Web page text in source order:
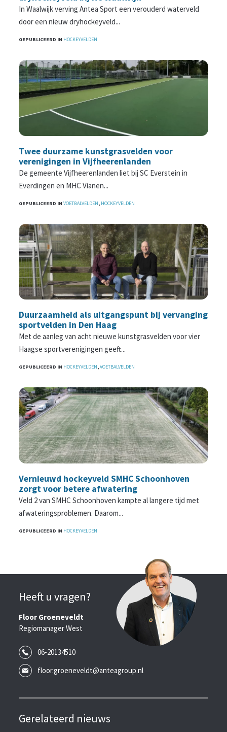
In Waalwijk verving Antea Sport een verouderd waterveld
door een nieuw dryhockeyveld...
GEPUBLICEERD IN HOCKEYVELDEN
Twee duurzame kunstgrasvelden voor
verenigingen in Vijfheerenlanden
De gemeente Vijfheerenlanden liet bij SC Everstein in
Everdingen en MHC Vianen...
GEPUBLICEERD IN VOETBALVELDEN, HOCKEYVELDEN
Duurzaamheid als uitgangspunt bij vervanging
sportvelden in Den Haag
Met de aanleg van acht nieuwe kunstgrasvelden voor vier
Haagse sportverenigingen geeft...
GEPUBLICEERD IN HOCKEYVELDEN,VOETBALVELDEN
Vernieuwd hockeyveld SMHC Schoonhoven
zorgt voor betere afwatering
Veld 2 van SMHC Schoonhoven kampte al langere tijd met
afwateringsproblemen. Daarom...
GEPUBLICEERD IN HOCKEYVELDEN
Heeft u vragen?
Floor Groeneveldt
Regiomanager West
06-20134510
floor.groeneveldt@anteagroup.nl
Gerelateerd nieuws